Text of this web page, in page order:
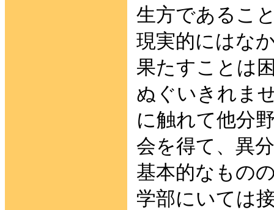
生方であるこ
現実的にはな
果たすことは
ぬぐいきれま
に触れて他分
会を得て、異
基本的なもの
学部にいては